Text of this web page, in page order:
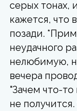
серых тонах,
кажется, что
позади.
неудачного
нелюбимую,
вечера
"Зачем что-
не